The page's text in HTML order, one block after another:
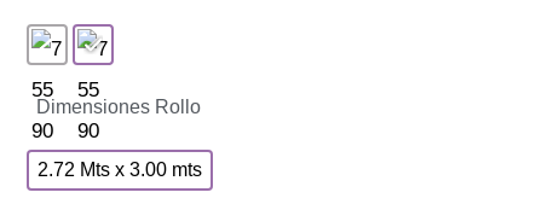
Dimensiones Rollo
2.72 Mts x 3.00 mts